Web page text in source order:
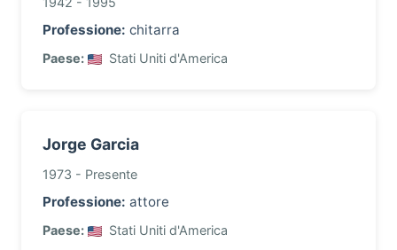
Professione: chitarra
Paese: Stati Uniti d'America
Jorge Garcia
1973 - Presente
Professione: attore
Paese: Stati Uniti d'America